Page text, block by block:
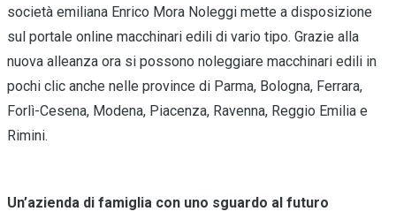
società emiliana Enrico Mora Noleggi mette a disposizione
sul portale online macchinari edili di vario tipo. Grazie alla
nuova alleanza ora si possono noleggiare macchinari edili in
pochi clic anche nelle province di Parma, Bologna, Ferrara,
Forlì-Cesena, Modena, Piacenza, Ravenna, Reggio Emilia e
Rimini.
Un’azienda di famiglia con uno sguardo al futuro